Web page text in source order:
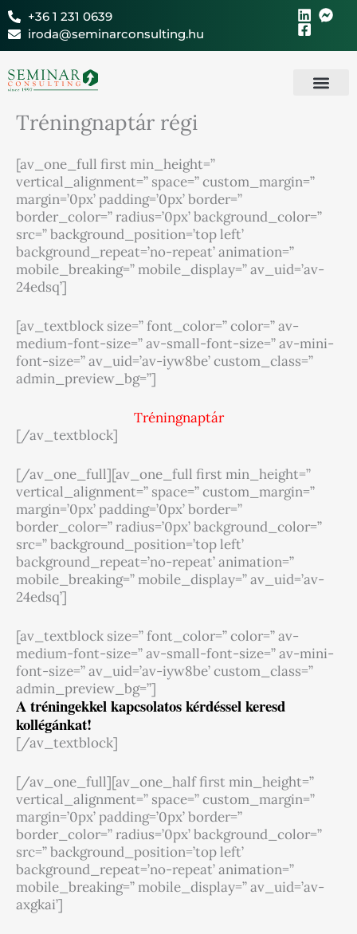
Skip
to
content
+36 1 231 0639
iroda@seminarconsulting.hu
Tréningnaptár régi
[av_one_full first min_height=”
vertical_alignment=” space=” custom_margin=”
margin=’0px’ padding=’0px’ border=”
border_color=” radius=’0px’ background_color=”
src=” background_position=’top left’
background_repeat=’no-repeat’ animation=”
mobile_breaking=” mobile_display=” av_uid=’av-
24edsq’]
[av_textblock size=” font_color=” color=” av-
medium-font-size=” av-small-font-size=” av-mini-
font-size=” av_uid=’av-iyw8be’ custom_class=”
admin_preview_bg=”]
Tréningnaptár
[/av_textblock]
[/av_one_full][av_one_full first min_height=”
vertical_alignment=” space=” custom_margin=”
margin=’0px’ padding=’0px’ border=”
border_color=” radius=’0px’ background_color=”
src=” background_position=’top left’
background_repeat=’no-repeat’ animation=”
mobile_breaking=” mobile_display=” av_uid=’av-
24edsq’]
[av_textblock size=” font_color=” color=” av-
medium-font-size=” av-small-font-size=” av-mini-
font-size=” av_uid=’av-iyw8be’ custom_class=”
admin_preview_bg=”]
A tréningekkel kapcsolatos kérdéssel keresd
kollégánkat!
[/av_textblock]
[/av_one_full][av_one_half first min_height=”
vertical_alignment=” space=” custom_margin=”
margin=’0px’ padding=’0px’ border=”
border_color=” radius=’0px’ background_color=”
src=” background_position=’top left’
background_repeat=’no-repeat’ animation=”
mobile_breaking=” mobile_display=” av_uid=’av-
axgkai’]